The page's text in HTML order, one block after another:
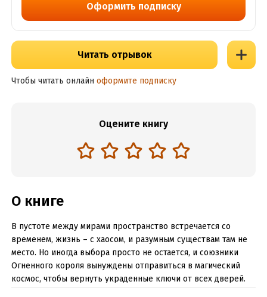
Оформить подписку
Читать отрывок
Чтобы читать онлайн оформите подписку
Оцените книгу
О книге
В пустоте между мирами пространство встречается со
временем, жизнь – с хаосом, и разумным существам там не
место. Но иногда выбора просто не остается, и союзники
Огненного короля вынуждены отправиться в магический
космос, чтобы вернуть украденные ключи от всех дверей.